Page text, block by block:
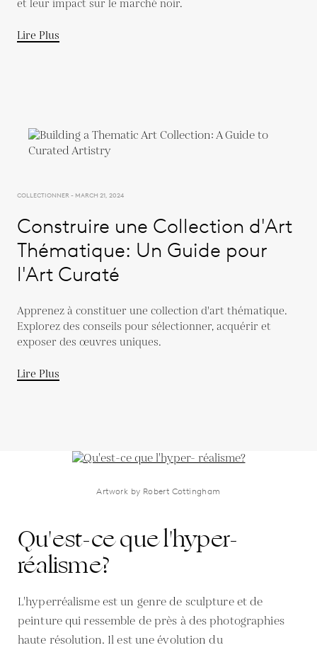
et leur impact sur le marché noir.
Lire Plus
COLLECTIONNER - MARCH 21, 2024
Construire une Collection d'Art
Thématique: Un Guide pour
l'Art Curaté
Apprenez à constituer une collection d'art thématique.
Explorez des conseils pour sélectionner, acquérir et
exposer des œuvres uniques.
Lire Plus
Artwork by Robert Cottingham
Qu'est-ce que l'hyper-
réalisme?
L'hyperréalisme est un genre de sculpture et de
peinture qui ressemble de près à des photographies
haute résolution. Il est une évolution du